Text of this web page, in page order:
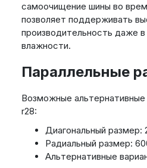
самоочищение шины во
позволяет поддерживать
производительность даже в
влажности.
Параллельные
Возможные
r28:
Диагональный размер:
Радиальный размер:
Альтернативные